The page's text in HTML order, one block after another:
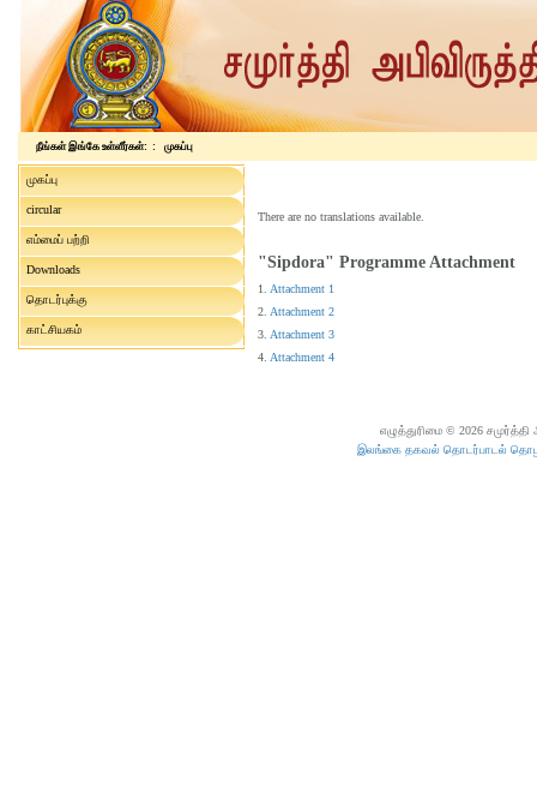
நீங்கள் இங்கே உள்ளீர்கள்: : முகப்பு
There are no translations available.
"Sipdora" Programme Attachment
1. Attachment 1
2. Attachment 2
3. Attachment 3
4. Attachment 4
முகப்பு
circular
எம்மைப் பற்றி
Downloads
தொடர்புக்கு
காட்சியகம்
எழுத்துரிமை © 2026
இலங்கை தகவல் தொடர்பாடல்